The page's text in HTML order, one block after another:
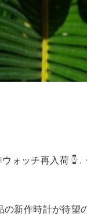
ウォッチ再入荷
.
の新作時計が待望